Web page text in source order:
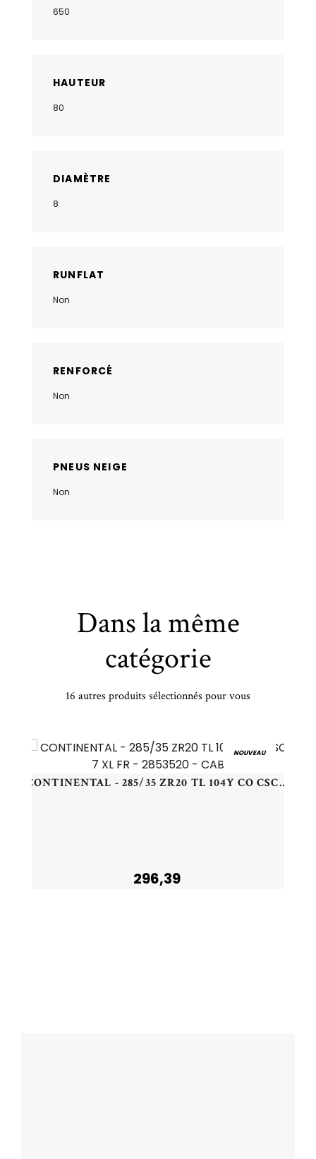
650
HAUTEUR
80
DIAMÈTRE
8
RUNFLAT
Non
RENFORCÉ
Non
PNEUS NEIGE
Non
Dans la même
catégorie
16 autres produits sélectionnés pour vous
NOUVEAU
CONTINENTAL - 285/35 ZR20 TL 104Y CO CSC 7 XL FR - 2853520 - CAB
296,39